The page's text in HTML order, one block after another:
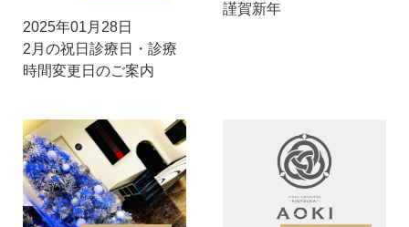
2025年01月28日
2月の祝日診療日・診療
時間変更日のご案内
謹賀新年